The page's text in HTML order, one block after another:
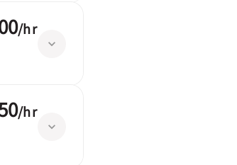
/hr
/hr